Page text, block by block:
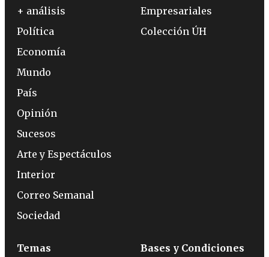
+ análisis
Política
Economía
Mundo
País
Opinión
Sucesos
Arte y Espectáculos
Interior
Correo Semanal
Sociedad
Empresariales
Colección ÚH
Temas
Bases y Condiciones